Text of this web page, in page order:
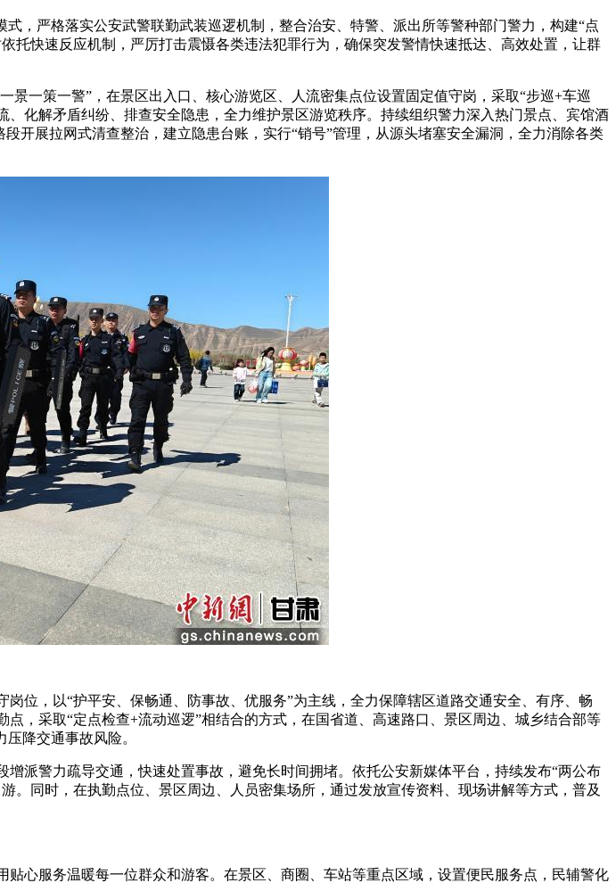
严格落实公安武警联勤武装巡逻机制，整合治安、特警、派出所等警种部门警力，构建“点
托快速反应机制，严厉打击震慑各类违法犯罪行为，确保突发警情快速抵达、高效处置，让群
一策一警”，在景区出入口、核心游览区、人流密集点位设置固定值守岗，采取“步巡+车巡
化解矛盾纠纷、排查安全隐患，全力维护景区游览秩序。持续组织警力深入热门景点、宾馆酒
开展拉网式清查整治，建立隐患台账，实行“销号”管理，从源头堵塞安全漏洞，全力消除各类
，以“护平安、保畅通、防事故、优服务”为主线，全力保障辖区道路交通安全、有序、畅
，采取“定点检查+流动巡逻”相结合的方式，在国省道、高速路口、景区周边、城乡结合部等
降交通事故风险。
警力疏导交通，快速处置事故，避免长时间拥堵。依托公安新媒体平台，持续发布“两公布
同时，在执勤点位、景区周边、人员密集场所，通过发放宣传资料、现场讲解等方式，普及
服务温暖每一位群众和游客。在景区、商圈、车站等重点区域，设置便民服务点，民辅警化